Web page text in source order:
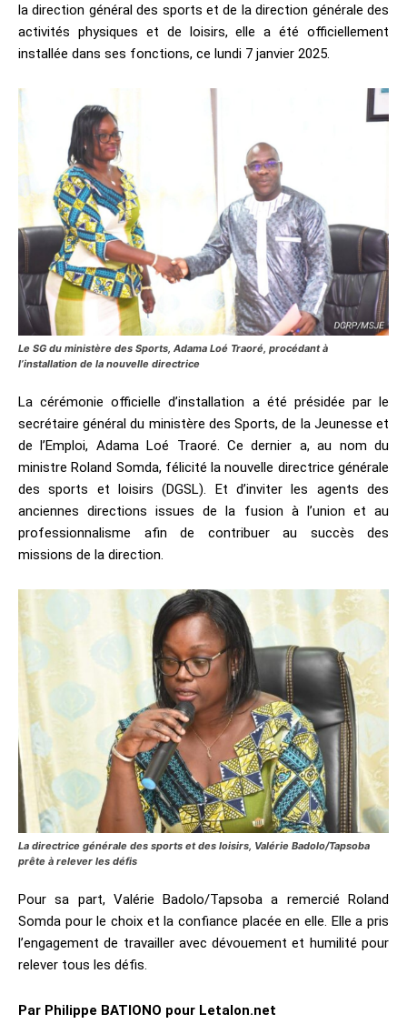
la direction général des sports et de la direction générale des
activités physiques et de loisirs, elle a été officiellement
installée dans ses fonctions, ce lundi 7 janvier 2025.
Le SG du ministère des Sports, Adama Loé Traoré, procédant à
l’installation de la nouvelle directrice
La cérémonie officielle d’installation a été présidée par le
secrétaire général du ministère des Sports, de la Jeunesse et
de l’Emploi, Adama Loé Traoré. Ce dernier a, au nom du
ministre Roland Somda, félicité la nouvelle directrice générale
des sports et loisirs (DGSL). Et d’inviter les agents des
anciennes directions issues de la fusion à l’union et au
professionnalisme afin de contribuer au succès des
missions de la direction.
La directrice générale des sports et des loisirs, Valérie Badolo/Tapsoba
prête à relever les défis
Pour sa part, Valérie Badolo/Tapsoba a remercié Roland
Somda pour le choix et la confiance placée en elle. Elle a pris
l’engagement de travailler avec dévouement et humilité pour
relever tous les défis.
Par Philippe BATIONO pour Letalon.net